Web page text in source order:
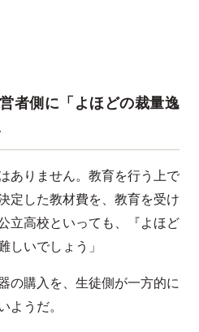
者側に「よほどの裁量逸
ありません。教育を行う上で
定した教材費を、教育を受け
立高校といっても、『よほど
しいでしょう」
の購入を、生徒側が一方的に
うだ。